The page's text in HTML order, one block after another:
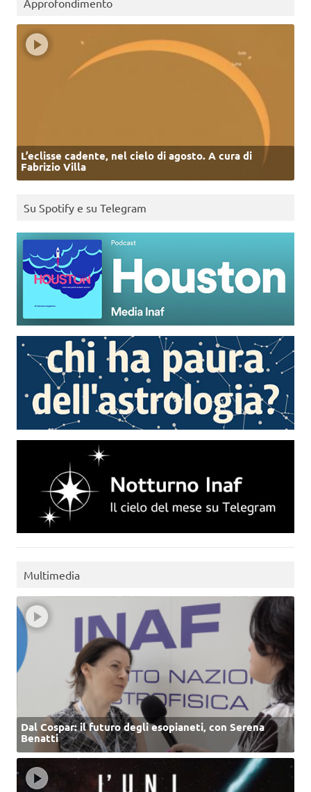
Approfondimento
L’eclisse cadente, nel cielo di agosto. A cura di
Fabrizio Villa
Su Spotify e su Telegram
Multimedia
Dal Cospar: il futuro degli esopianeti, con Serena
Benatti